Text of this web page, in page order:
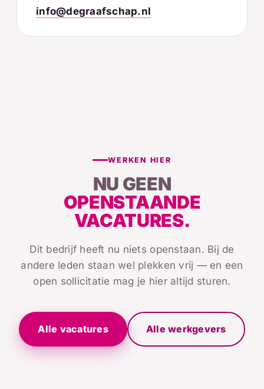
info@degraafschap.nl
WERKEN HIER
NU GEEN
OPENSTAANDE
VACATURES.
Dit bedrijf heeft nu niets openstaan. Bij de
andere leden staan wel plekken vrij — en een
open sollicitatie mag je hier altijd sturen.
Alle vacatures Alle werkgevers